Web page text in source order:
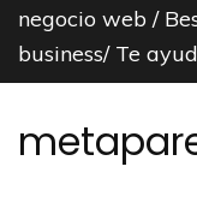
negocio web /
business/ Te